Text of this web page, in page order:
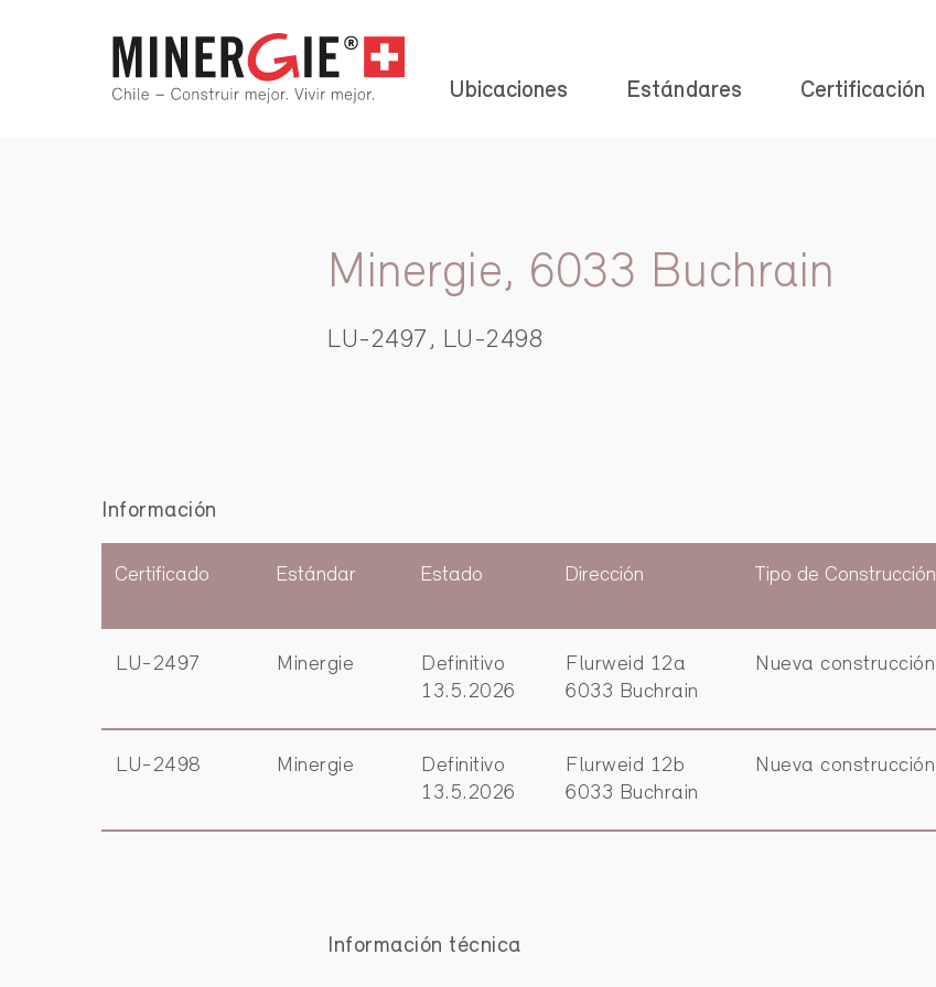
Ubicaciones Estándares Certificación
Minergie, 6033 Buchrain
LU-2497, LU-2498
Información
Certificado Estándar Estado Dirección Tipo de Construcción
LU-2497 Minergie
Definitivo
13.5.2026
Flurweid 12a
6033 Buchrain
Nueva construcción
LU-2498 Minergie
Definitivo
13.5.2026
Flurweid 12b
6033 Buchrain
Nueva construcción
Información técnica